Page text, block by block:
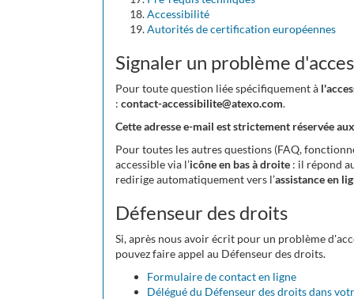
Accessibilité
Autorités de certification européennes
Signaler un problème
Pour toute question liée spécifiquement à
: contact-accessibilite@atexo.com.
Cette adresse e-mail est strictement réservée
Pour toutes les autres questions (FAQ,
accessible via l’icône en bas à droite : il répond
redirige automatiquement vers l’assistance en
Défenseur des droits
Si, après nous avoir écrit pour un problème
pouvez faire appel au Défenseur des droits.
Formulaire de contact en ligne
Délégué du Défenseur des droits dans